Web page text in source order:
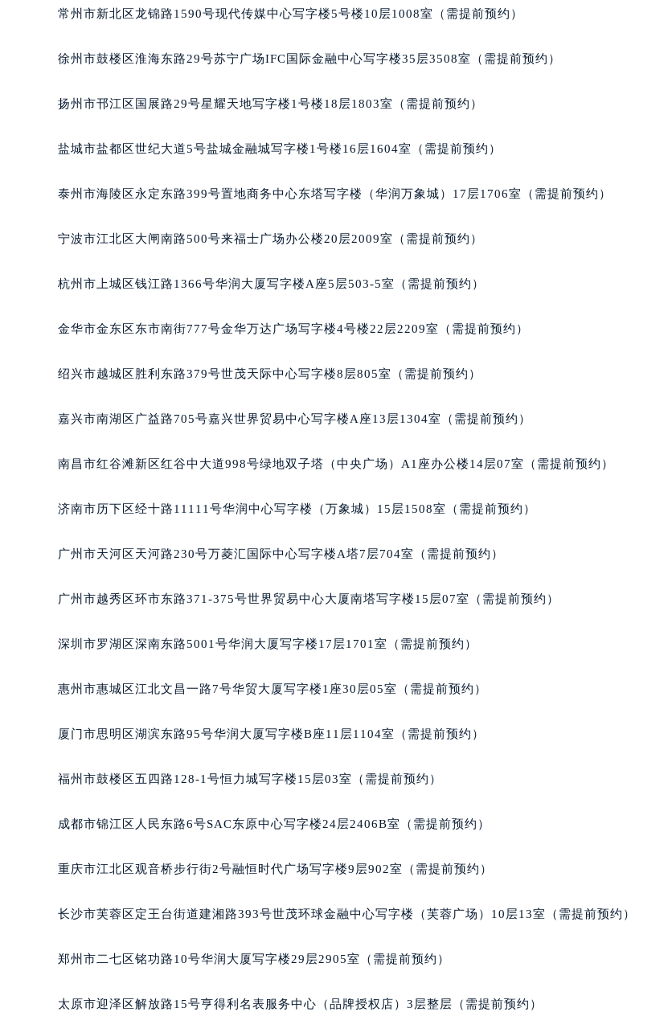
黑龙江省鸡西市鸡冠区红军路芝柏售后服务中心（需提前预约）
黑龙江省牡丹江市东安区太平路芝柏售后服务中心（需提前预约）
黑龙江省齐齐哈尔市龙沙区龙华路芝柏售后服务中心（需提前预约）
黑龙江省绥化市北林区新华街与康庄路交叉口芝柏售后服务中心（需提前预约）
吉林省白城市洮北区明仁南街芝柏售后服务中心（需提前预约）
吉林省吉林市船营区河南街芝柏售后服务中心（需提前预约）
吉林省梅河口市新华街道梅河大街芝柏售后服务中心（需提前预约）
吉林省松原市宁江区五环大街芝柏售后服务中心（需提前预约）
吉林省延边市延吉市解放路芝柏售后服务中心（需提前预约）
辽宁省本溪市平山区胜利路芝柏售后服务中心（需提前预约）
辽宁省丹东市振兴区七经街芝柏售后服务中心（需提前预约）
辽宁省阜新市海州区解放大街芝柏售后服务中心（需提前预约）
辽宁省锦州市古塔区中央大街芝柏售后服务中心（需提前预约）
辽宁省盘锦市兴隆台区石油大街芝柏售后服务中心（需提前预约）
辽宁省营口市站前区市府路与渤海大街交叉口芝柏售后服务中心（需提前预约）
辽宁省沈阳市沈河区中街路83号亨得利名表维修授权店1楼芝柏售后服务中心（需提前预约）
北京市东城区东长安街1号王府井东方广场W3座6层602室芝柏售后服务中心（需提前预约）
内蒙古自治区阿拉善盟市左旗土尔扈特大街芝柏售后服务中心（需提前预约）
内蒙古自治区包头市青山区幸福路甲3号王府井百货名表维修芝柏售后服务中心（需提前预约
内蒙古自治区鄂尔多斯市东胜区伊金霍洛街芝柏售后服务中心（需提前预约）
内蒙古自治区通辽市科尔沁区明仁大街芝柏售后服务中心（需提前预约）
内蒙古自治区乌兰察布市集宁区恩和大街芝柏售后服务中心（需提前预约）
内蒙古自治区兴安盟市乌兰浩特市兴安大街芝柏售后服务中心（需提前预约）
常州市新北区龙锦路1590号现代传媒中心写字楼5号楼10层1008室（需提前预约）
徐州市鼓楼区淮海东路29号苏宁广场IFC国际金融中心写字楼35层3508室（需提前预约）
扬州市邗江区国展路29号星耀天地写字楼1号楼18层1803室（需提前预约）
盐城市盐都区世纪大道5号盐城金融城写字楼1号楼16层1604室（需提前预约）
泰州市海陵区永定东路399号置地商务中心东塔写字楼（华润万象城）17层1706室（需提前预约）
宁波市江北区大闸南路500号来福士广场办公楼20层2009室（需提前预约）
杭州市上城区钱江路1366号华润大厦写字楼A座5层503-5室（需提前预约）
金华市金东区东市南街777号金华万达广场写字楼4号楼22层2209室（需提前预约）
绍兴市越城区胜利东路379号世茂天际中心写字楼8层805室（需提前预约）
嘉兴市南湖区广益路705号嘉兴世界贸易中心写字楼A座13层1304室（需提前预约）
南昌市红谷滩新区红谷中大道998号绿地双子塔（中央广场）A1座办公楼14层07室（需提前预约）
济南市历下区经十路11111号华润中心写字楼（万象城）15层1508室（需提前预约）
广州市天河区天河路230号万菱汇国际中心写字楼A塔7层704室（需提前预约）
广州市越秀区环市东路371-375号世界贸易中心大厦南塔写字楼15层07室（需提前预约）
深圳市罗湖区深南东路5001号华润大厦写字楼17层1701室（需提前预约）
惠州市惠城区江北文昌一路7号华贸大厦写字楼1座30层05室（需提前预约）
厦门市思明区湖滨东路95号华润大厦写字楼B座11层1104室（需提前预约）
福州市鼓楼区五四路128-1号恒力城写字楼15层03室（需提前预约）
成都市锦江区人民东路6号SAC东原中心写字楼24层2406B室（需提前预约）
重庆市江北区观音桥步行街2号融恒时代广场写字楼9层902室（需提前预约）
长沙市芙蓉区定王台街道建湘路393号世茂环球金融中心写字楼（芙蓉广场）10层13室（需提前预约）
郑州市二七区铭功路10号华润大厦写字楼29层2905室（需提前预约）
太原市迎泽区解放路15号亨得利名表服务中心（品牌授权店）3层整层（需提前预约）